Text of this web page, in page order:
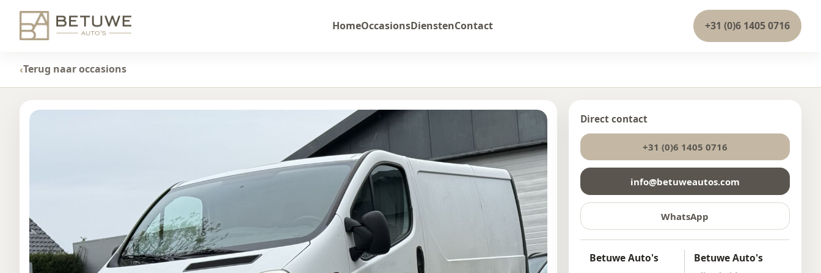
HomeOccasionsDienstenContact +31 (0)6 1405 0716
Terug naar occasions
Direct contact
+31 (0)6 1405 0716
info@betuweautos.com
WhatsApp
Betuwe Auto's Betuwe Auto's